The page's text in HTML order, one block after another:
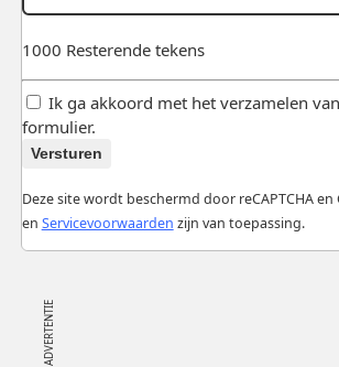
1000 Resterende tekens
Ik ga akkoord met het verzamelen
formulier.
Versturen
Deze site wordt beschermd door reCAPTCHA en
en Servicevoorwaarden zijn van toepassing.